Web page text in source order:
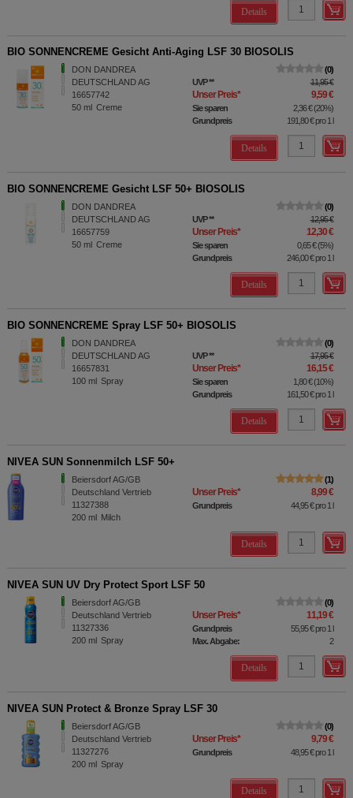
Details
BIO SONNENCREME Gesicht Anti-Aging LSF 30 BIOSOLIS
DON DANDREA
DEUTSCHLAND AG
16657742
50 ml Creme
0
UVP** 11,95 €
Unser Preis* 9,59 €
Sie sparen 2,36 €(20%)
Grundpreis
191,80 €pro 1 l
Details
BIO SONNENCREME Gesicht LSF 50+ BIOSOLIS
DON DANDREA
DEUTSCHLAND AG
16657759
50 ml Creme
0
UVP** 12,95 €
Unser Preis* 12,30 €
Sie sparen 0,65 €(5%)
Grundpreis
246,00 €pro 1 l
Details
BIO SONNENCREME Spray LSF 50+ BIOSOLIS
DON DANDREA
DEUTSCHLAND AG
16657831
100 ml Spray
0
UVP** 17,95 €
Unser Preis* 16,15 €
Sie sparen 1,80 €(10%)
Grundpreis
161,50 €pro 1 l
Details
NIVEA SUN Sonnenmilch LSF 50+
Beiersdorf AG/GB
Deutschland Vertrieb
11327388
200 ml Milch
1
Unser Preis* 8,99 €
Grundpreis 44,95 €pro 1 l
Details
NIVEA SUN UV Dry Protect Sport LSF 50
Beiersdorf AG/GB
Deutschland Vertrieb
11327336
200 ml Spray
0
Unser Preis* 11,19 €
Grundpreis 55,95 €pro 1 l
Max. Abgabe:
2
Details
NIVEA SUN Protect & Bronze Spray LSF 30
Beiersdorf AG/GB
Deutschland Vertrieb
11327276
200 ml Spray
0
Unser Preis* 9,79 €
Grundpreis 48,95 €pro 1 l
Details